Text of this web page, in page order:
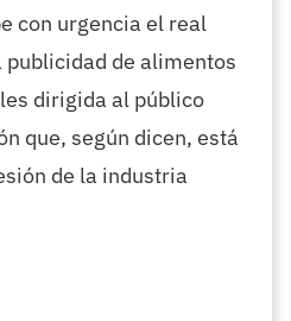
con urgencia el real
de alimentos
dirigida al público
que, según dicen, está
de la industria